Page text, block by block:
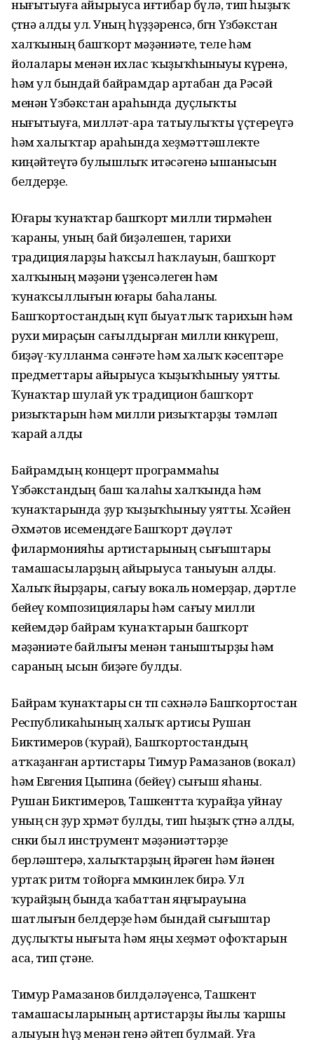
нығытыуға айырыуса иғтибар бүлә, тип һыҙыҡ
өҫтөнә алды ул. Уның һүҙҙәренсә, бөгөн Үзбәкстан
халҡының башҡорт мәҙәниәте, теле һәм
йолалары менән ихлас ҡыҙыҡһыныуы күренә,
һәм ул бындай байрамдар артабан да Рәсәй
менән Үзбәкстан араһында дуҫлыҡты
нығытыуға, милләт-ара татыулыҡты үҫтереүгә
һәм халыҡтар араһында хеҙмәттәшлекте
киңәйтеүгә булышлыҡ итәсәгенә ышанысын
белдерҙе.
Юғары ҡунаҡтар башҡорт милли тирмәһен
ҡараны, уның бай биҙәлешен, тарихи
традицияларҙы һаҡсыл һаҡлауын, башҡорт
халҡының мәҙәни үҙенсәлеген һәм
ҡунаҡсыллығын юғары баһаланы.
Башҡортостандың күп быуатлыҡ тарихын һәм
рухи мираҫын сағылдырған милли көнкүреш,
биҙәү-ҡулланма сәнғәте һәм халыҡ кәсептәре
предметтары айырыуса ҡыҙыҡһыныу уятты.
Ҡунаҡтар шулай уҡ традицион башҡорт
ризыҡтарын һәм милли ризыҡтарҙы тәмләп
ҡарай алды
Байрамдың концерт программаһы
Үзбәкстандың баш ҡалаһы халҡында һәм
ҡунаҡтарында ҙур ҡыҙыҡһыныу уятты. Хөсәйен
Әхмәтов исемендәге Башҡорт дәүләт
филармонияһы артистарының сығыштары
тамашасыларҙың айырыуса таныуын алды.
Халыҡ йырҙары, сағыу вокаль номерҙар, дәртле
бейеү композициялары һәм сағыу милли
кейемдәр байрам ҡунаҡтарын башҡорт
мәҙәниәте байлығы менән таныштырҙы һәм
сараның ысын биҙәге булды.
Байрам ҡунаҡтары өсөн төп сәхнәлә Башҡортостан
Республикаһының халыҡ артисы Рушан
Биктимеров (ҡурай), Башҡортостандың
атҡаҙанған артистары Тимур Рамазанов (вокал)
һәм Евгения Цыпина (бейеү) сығыш яһаны.
Рушан Биктимеров, Ташкентта ҡурайҙа уйнау
уның өсөн ҙур хөрмәт булды, тип һыҙыҡ өҫтөнә алды,
сөнки был инструмент мәҙәниәттәрҙе
берләштерә, халыҡтарҙың йөрәген һәм йәнен
уртаҡ ритм тойорға мөмкинлек бирә. Ул
ҡурайҙың бында ҡабаттан яңғырауына
шатлығын белдерҙе һәм бындай сығыштар
дуҫлыҡты нығыта һәм яңы хеҙмәт офоҡтарын
аса, тип өҫтәне.
Тимур Рамазанов билдәләүенсә, Ташкент
тамашасыларының артистарҙы йылы ҡаршы
алыуын һүҙ менән генә әйтеп булмай. Уға